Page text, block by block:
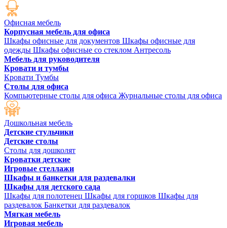
Офисная мебель
Корпусная мебель для офиса
Шкафы офисные для документов Шкафы офисные для
одежды Шкафы офисные со стеклом Антресоль
Мебель для руководителя
Кровати и тумбы
Кровати Тумбы
Столы для офиса
Компьютерные столы для офиса Журнальные столы для офиса
Дошкольная мебель
Детские стульчики
Детские столы
Столы для дошколят
Кроватки детские
Игровые стеллажи
Шкафы и банкетки для раздевалки
Шкафы для детского сада
Шкафы для полотенец Шкафы для горшков Шкафы для
раздевалок Банкетки для раздевалок
Мягкая мебель
Игровая мебель